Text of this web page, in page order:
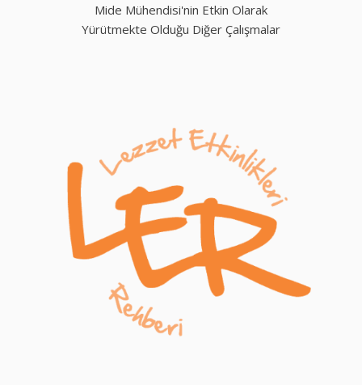
Mide Mühendisi'nin Etkin Olarak
Yürütmekte Olduğu Diğer Çalışmalar